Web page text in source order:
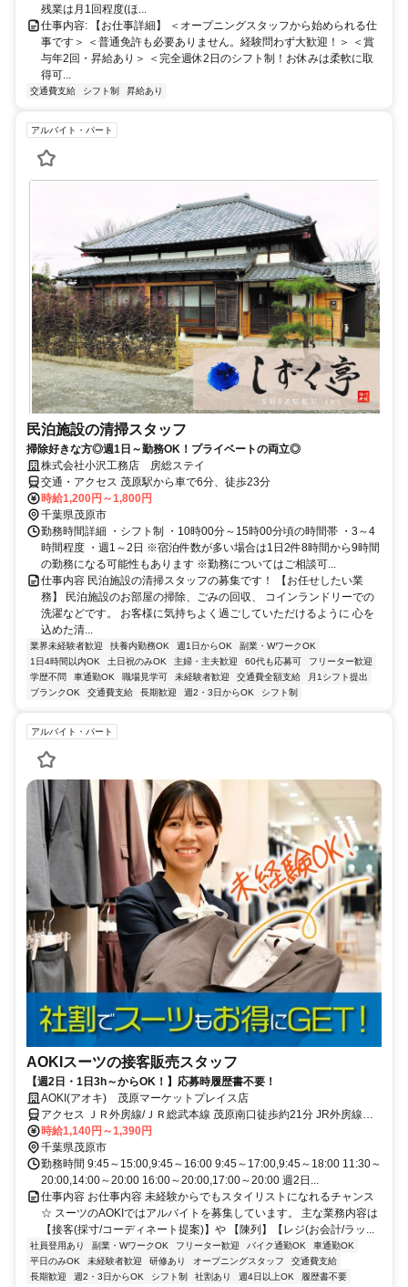
残業は月1回程度(ほ...
仕事内容: 【お仕事詳細】 ＜オープニングスタッフから始められる仕
事です＞ ＜普通免許も必要ありません。経験問わず大歓迎！＞ ＜賞
与年2回・昇給あり＞ ＜完全週休2日のシフト制！お休みは柔軟に取
得可...
交通費支給 シフト制 昇給あり
アルバイト・パート
民泊施設の清掃スタッフ
掃除好きな方◎週1日～勤務OK！プライベートの両立◎
株式会社小沢工務店 房総ステイ
交通・アクセス 茂原駅から車で6分、徒歩23分
時給1,200円～1,800円
千葉県茂原市
勤務時間詳細 ・シフト制 ・10時00分～15時00分頃の時間帯 ・3～4
時間程度 ・週1～2日 ※宿泊件数が多い場合は1日2件8時間から9時間
の勤務になる可能性もあります ※勤務についてはご相談可...
仕事内容 民泊施設の清掃スタッフの募集です！ 【お任せしたい業
務】 民泊施設のお部屋の掃除、ごみの回収、 コインランドリーでの
洗濯などです。 お客様に気持ちよく過ごしていただけるように 心を
込めた清...
業界未経験者歓迎 扶養内勤務OK 週1日からOK
副業・WワークOK
1日4時間以内OK
土日祝のみOK 主婦・主夫歓迎 60代も応募可
フリーター歓迎
学歴不問
車通勤OK 職場見学可 未経験者歓迎 交通費全額支給
月1シフト提出
ブランクOK
交通費支給 長期歓迎 週2・3日からOK シフト制
アルバイト・パート
AOKIスーツの接客販売スタッフ
【週2日・1日3h～からOK！】応募時履歴書不要！
AOKI(アオキ) 茂原マーケットプレイス店
アクセス ＪＲ外房線/ＪＲ総武本線 茂原南口徒歩約21分 JR外房線
「茂原駅」より徒歩約20分
時給1,140円～1,390円
千葉県茂原市
勤務時間 9:45～15:00,9:45～16:00 9:45～17:00,9:45～18:00 11:30～
20:00,14:00～20:00 16:00～20:00,17:00～20:00 週2日...
仕事内容 お仕事内容 未経験からでもスタイリストになれるチャンス
☆ スーツのAOKIではアルバイトを募集しています。 主な業務内容は
【接客(採寸/コーディネート提案)】や 【陳列】【レジ(お会計/ラッ...
社員登用あり 副業・WワークOK フリーター歓迎 バイク通勤OK
車通勤OK
平日のみOK
未経験者歓迎 研修あり オープニングスタッフ
交通費支給
長期歓迎
週2・3日からOK シフト制 社割あり 週4日以上OK 履歴書不要